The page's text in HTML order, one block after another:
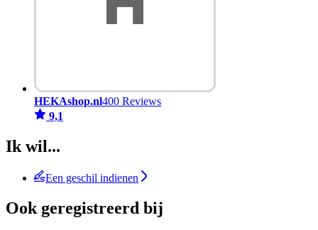
HEKAshop.nl400 Reviews
9,1
Ik wil...
Een geschil indienen
Ook geregistreerd bij